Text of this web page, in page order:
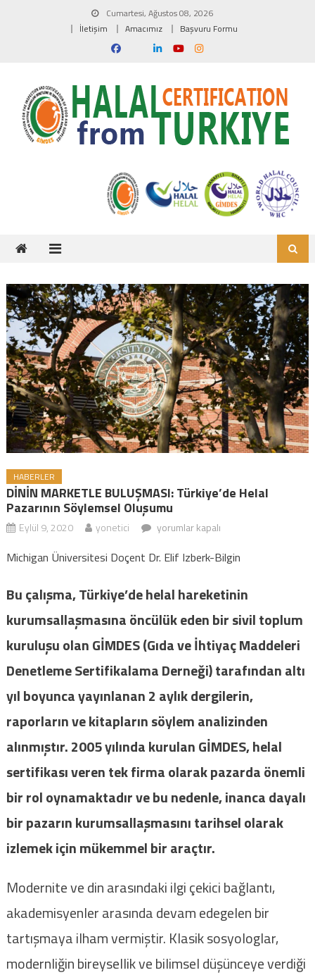
Cumartesi, Ağustos 08, 2026
İletişim
Amacımız Başvuru Formu
HABERLER
DİNİN MARKETLE BULUŞMASI: Türkiye’de Helal
Pazarının Söylemsel Oluşumu
Eylül 9, 2020 yonetici
DİNİN MARKETLE BULUŞMASI:
Oluşumu için
yorumlar kapalı
Michigan Üniversitesi Doçent Dr. Elif Izberk-Bilgin
Bu çalışma, Türkiye’de helal hareketinin
kurumsallaşmasına öncülük eden bir sivil toplum
kuruluşu olan GİMDES (Gıda ve İhtiyaç Maddeleri
Denetleme Sertifikalama Derneği) tarafından altı
yıl boyunca yayınlanan 2 aylık dergilerin,
raporların ve kitapların söylem analizinden
alınmıştır. 2005 yılında kurulan GİMDES, helal
sertifikası veren tek firma olarak pazarda önemli
bir rol oynamaktadır ve bu nedenle, inanca dayalı
bir pazarın kurumsallaşmasını tarihsel olarak
izlemek için mükemmel bir araçtır.
Modernite ve din arasındaki ilgi çekici bağlantı,
akademisyenler arasında devam edegelen bir
tartışmaya ilham vermiştir. Klasik sosyologlar,
modernliğin bireysellik ve bilimsel düşünceye verdiği